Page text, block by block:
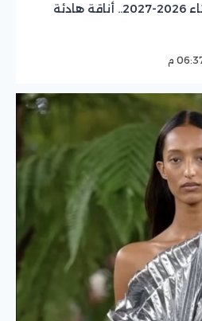
Dior تكشف عن حملة شتاء 2026-2027.. أناقة هادئة